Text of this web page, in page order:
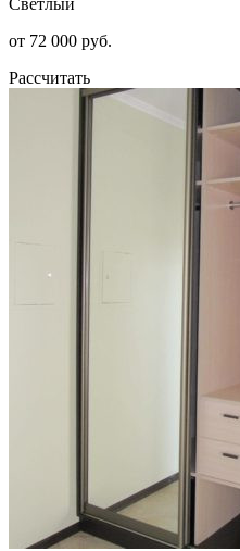
от 72 000 руб.
Рассчитать